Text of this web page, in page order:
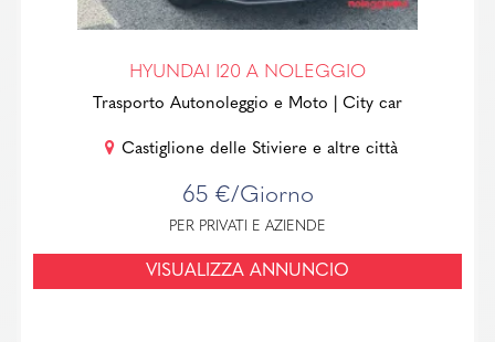
HYUNDAI I20 A NOLEGGIO
Trasporto Autonoleggio e Moto | City car
Castiglione delle Stiviere e altre città
65 €/Giorno
PER PRIVATI E AZIENDE
VISUALIZZA ANNUNCIO